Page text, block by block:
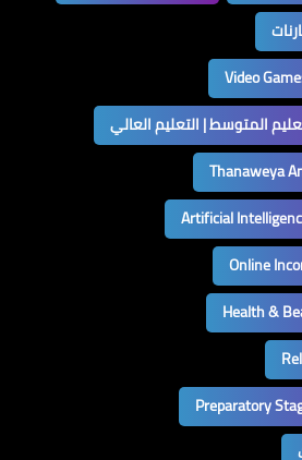
المتوسط | التعليم العالي